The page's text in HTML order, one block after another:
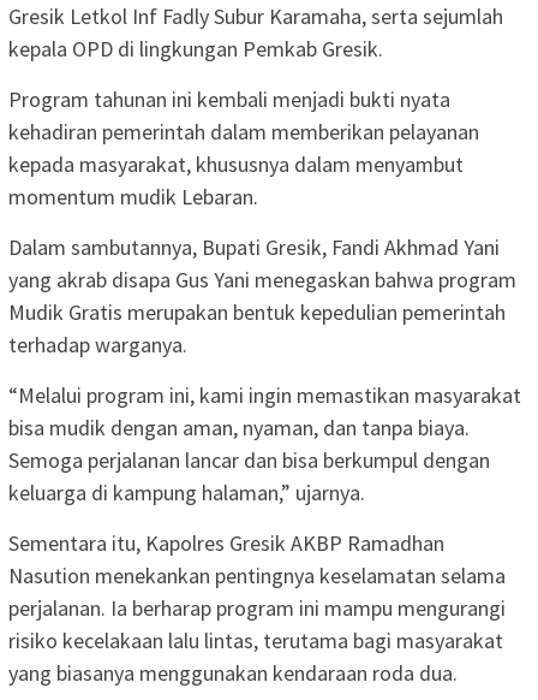
Gresik Letkol Inf Fadly Subur Karamaha, serta sejumlah
kepala OPD di lingkungan Pemkab Gresik.
Program tahunan ini kembali menjadi bukti nyata
kehadiran pemerintah dalam memberikan pelayanan
kepada masyarakat, khususnya dalam menyambut
momentum mudik Lebaran.
Dalam sambutannya, Bupati Gresik, Fandi Akhmad Yani
yang akrab disapa Gus Yani menegaskan bahwa program
Mudik Gratis merupakan bentuk kepedulian pemerintah
terhadap warganya.
“Melalui program ini, kami ingin memastikan masyarakat
bisa mudik dengan aman, nyaman, dan tanpa biaya.
Semoga perjalanan lancar dan bisa berkumpul dengan
keluarga di kampung halaman,” ujarnya.
Sementara itu, Kapolres Gresik AKBP Ramadhan
Nasution menekankan pentingnya keselamatan selama
perjalanan. Ia berharap program ini mampu mengurangi
risiko kecelakaan lalu lintas, terutama bagi masyarakat
yang biasanya menggunakan kendaraan roda dua.